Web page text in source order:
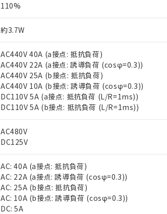
110%
約3.7W
AC440V 40A (a接点: 抵抗負荷)
AC440V 22A (a接点: 誘導負荷 (cosφ=0.3))
AC440V 25A (b接点: 抵抗負荷)
AC440V 10A (b接点: 誘導負荷 (cosφ=0.3))
DC110V 5A (a接点: 抵抗負荷 (L/R=1ms))
DC110V 5A (b接点: 抵抗負荷 (L/R=1ms))
AC480V
DC125V
AC: 40A (a接点: 抵抗負荷)
AC: 22A (a接点: 誘導負荷 (cosφ=0.3))
AC: 25A (b接点: 抵抗負荷)
AC: 10A (b接点: 誘導負荷 (cosφ=0.3))
DC: 5A